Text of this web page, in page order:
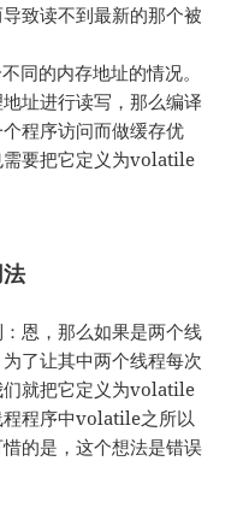
致读不到最新的那个被
同的内存地址的情况。
址进行读写，那么编译
程序访问而做缓存优
需要把它定义为volatile
恩，那么如果是两个线
了让其中两个线程每次
们就把它定义为volatile
程程序中volatile之所以
的是，这个想法是错误